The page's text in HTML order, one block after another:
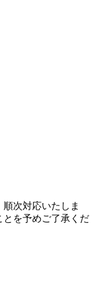
次対応いたしま
とを予めご了承くだ